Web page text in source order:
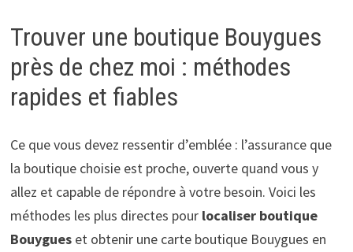
Trouver une boutique Bouygues
près de chez moi : méthodes
rapides et fiables
Ce que vous devez ressentir d’emblée : l’assurance que
la boutique choisie est proche, ouverte quand vous y
allez et capable de répondre à votre besoin. Voici les
méthodes les plus directes pour localiser boutique
Bouygueset obtenir une carte boutique Bouygues en